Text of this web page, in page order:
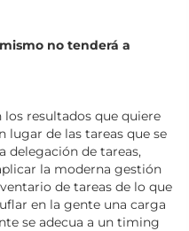
no tenderá a
resultados que quiere
lugar de las tareas que se
delegación de tareas,
la moderna gestión
de tareas de lo que
en la gente una carga
se adecua a un timing